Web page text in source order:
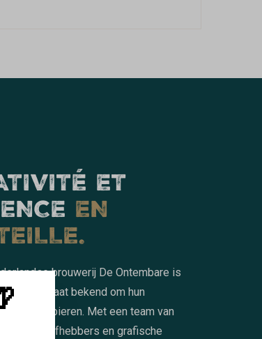
ET
EN
brouwerij De Ontembare is
en staat bekend om hun
gedurfde bieren. Met een team van
bierliefhebbers en grafische